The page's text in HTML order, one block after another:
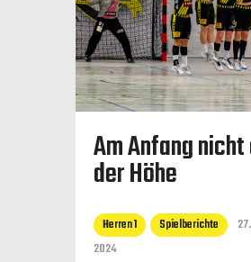
Galerie
Tickets
Kontakt
Am Anfang
der Höhe
Herren 1 Spielberichte
2024